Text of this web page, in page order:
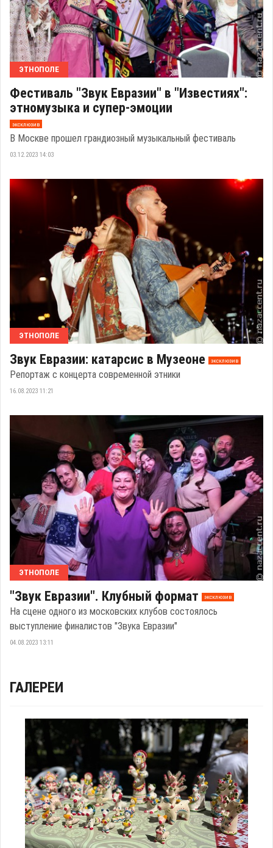
ЭТНОПОЛЕ
Фестиваль "Звук Евразии" в "Известиях":
этномузыка и супер-эмоции
эксклюзив
В Москве прошел грандиозный музыкальный фестиваль
03.12.2023 14:03
ЭТНОПОЛЕ
Звук Евразии: катарсис в Музеоне эксклюзив
Репортаж с концерта современной этники
16.08.2023 11:21
ЭТНОПОЛЕ
"Звук Евразии". Клубный формат эксклюзив
На сцене одного из московских клубов состоялось
выступление финалистов "Звука Евразии"
04.08.2023 13:11
ГАЛЕРЕИ